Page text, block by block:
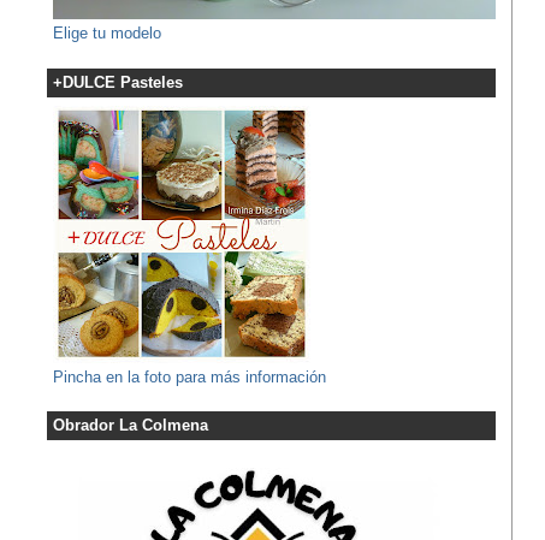
Elige tu modelo
+DULCE Pasteles
Pincha en la foto para más información
Obrador La Colmena